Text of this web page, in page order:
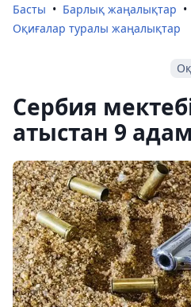
Басты
Барлық жаңалықтар
Оқиғалар туралы жаңалықтар
Сербия
атыстан 9